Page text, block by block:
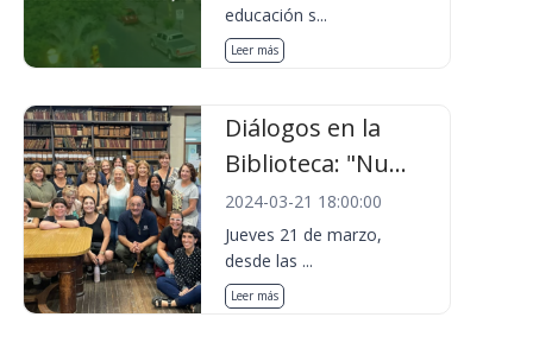
educación s...
Leer más
Diálogos en la
Biblioteca: "Nu...
2024-03-21 18:00:00
Jueves 21 de marzo,
desde las ...
Leer más